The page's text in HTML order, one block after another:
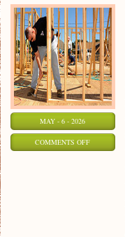
MAY - 6 - 2026
COMMENTS OFFON